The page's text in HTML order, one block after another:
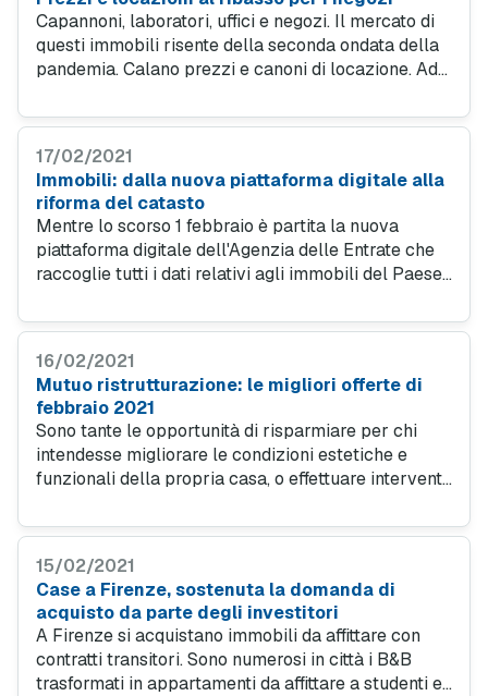
Capannoni, laboratori, uffici e negozi. Il mercato di
questi immobili risente della seconda ondata della
pandemia. Calano prezzi e canoni di locazione. Ad
in cerca di spazi per i punti vendita.
17/02/2021
Immobili: dalla nuova piattaforma digitale alla
riforma del catasto
Mentre lo scorso 1 febbraio è partita la nuova
piattaforma digitale dell'Agenzia delle Entrate che
raccoglie tutti i dati relativi agli immobili del Paese,
16/02/2021
Mutuo ristrutturazione: le migliori offerte di
febbraio 2021
Sono tante le opportunità di risparmiare per chi
intendesse migliorare le condizioni estetiche e
funzionali della propria casa, o effettuare interventi
affrontata anche con un mutuo ristrutturazione.
15/02/2021
Case a Firenze, sostenuta la domanda di
acquisto da parte degli investitori
A Firenze si acquistano immobili da affittare con
contratti transitori. Sono numerosi in città i B&B
trasformati in appartamenti da affittare a studenti e